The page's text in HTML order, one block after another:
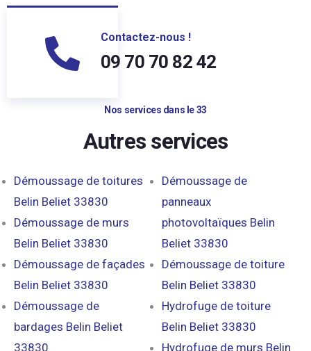
Contactez-nous !
09 70 70 82 42
Nos services dans le 33
Autres services
Démoussage de toitures
Belin Beliet 33830
Démoussage de murs
Belin Beliet 33830
Démoussage de façades
Belin Beliet 33830
Démoussage de
bardages Belin Beliet
33830
Démoussage de
panneaux
photovoltaïques Belin
Beliet 33830
Démoussage de toiture
Belin Beliet 33830
Hydrofuge de toiture
Belin Beliet 33830
Hydrofuge de murs Belin